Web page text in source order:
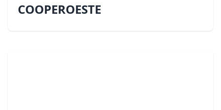
COOPEROESTE